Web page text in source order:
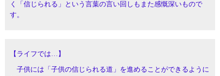
く「信じられる」という言葉の言い回しもまた感慨深いもので
す。
【ライフでは…】
子供には「子供の信じられる道」を進めることができるように